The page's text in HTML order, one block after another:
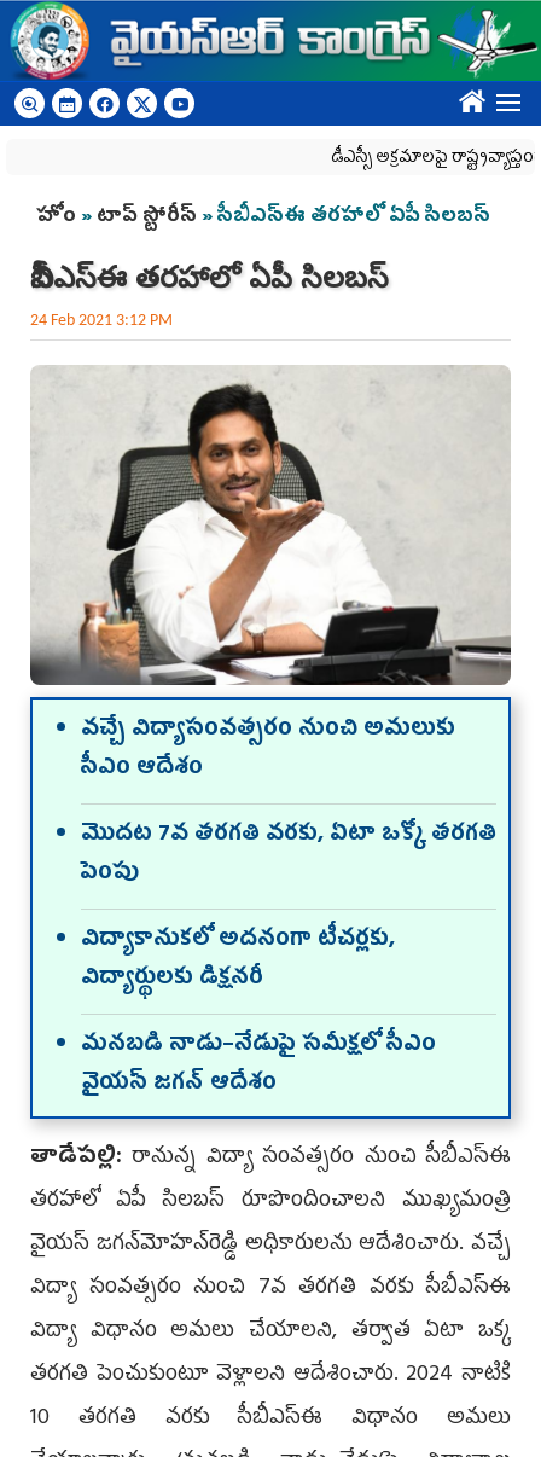
Skip to main content
????
డీఎస్సీ అక్రమాలపై రాష్ట్రవ్యాప్తంగా
You are here
హోం »టాప్ స్టోరీస్ » సీబీఎస్‌ఈ తరహాలో ఏపీ సిలబస్‌
సీబీఎస్‌ఈ తరహాలో ఏపీ సిలబస్‌
24 Feb 2021 3:12 PM
వచ్చే విద్యాసంవత్సరం నుంచి అమలుకు
సీఎం ఆదేశం
మొదట 7వ తరగతి వరకు, ఏటా ఒక్కో తరగతి
పెంపు
విద్యాకానుకలో అదనంగా టీచర్లకు,
విద్యార్థులకు డిక్షనరీ
మనబడి నాడు–నేడుపై సమీక్షలో సీఎం
వైయస్‌ జగన్‌ ఆదేశం
తాడేపల్లి: రానున్న విద్యా సంవత్సరం నుంచి సీబీఎస్‌ఈ
తరహాలో ఏపీ సిలబస్‌ రూపొందించాలని ముఖ్యమంత్రి
వైయస్‌ జగన్‌మోహన్‌రెడ్డి అధికారులను ఆదేశించారు. వచ్చే
విద్యా సంవత్సరం నుంచి 7వ తరగతి వరకు సీబీఎస్‌ఈ
విద్యా విధానం అమలు చేయాలని, తర్వాత ఏటా ఒక్క
తరగతి పెంచుకుంటూ వెళ్లాలని ఆదేశించారు. 2024 నాటికి
10 తరగతి వరకు సీబీఎస్‌ఈ విధానం అమలు